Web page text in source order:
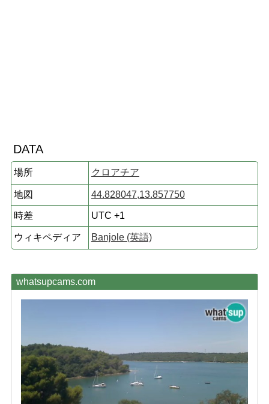
DATA
場所 クロアチア
地図 44.828047,13.857750
時差 UTC +1
ウィキペディア Banjole (英語)
whatsupcams.com